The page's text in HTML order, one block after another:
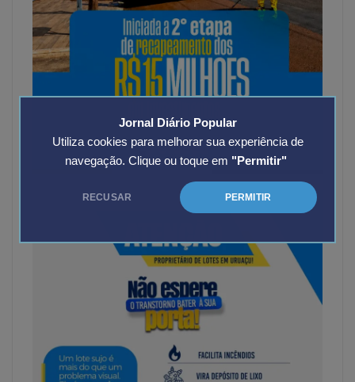
Jornal Diário Popular
Utiliza cookies para melhorar sua experiência de
navegação. Clique ou toque em "Permitir"
RECUSAR PERMITIR